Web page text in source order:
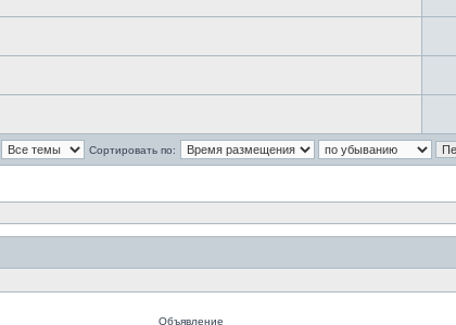
Сортировать по:
Объявление